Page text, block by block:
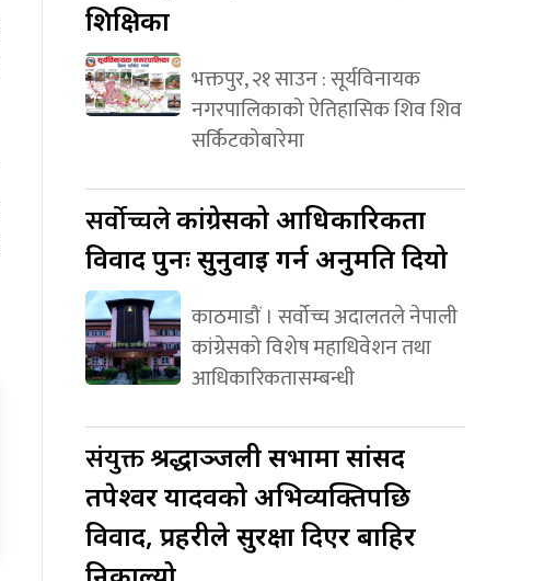
शिक्षिका
भक्तपुर, २१ साउन : सूर्यविनायक
नगरपालिकाको ऐतिहासिक शिव शिव
सर्किटकोबारेमा
सर्वोच्चलेकांग्रेसको आधिकारिकता
विवाद पुनः सुनुवाइ गर्न अनुमति दियो
काठमाडौं । सर्वोच्च अदालतले नेपाली
कांग्रेसको विशेष महाधिवेशन तथा
आधिकारिकतासम्बन्धी
संयुक्तश्रद्धाञ्जली सभामा सांसद
तपेश्वर यादवको अभिव्यक्तिपछि
विवाद, प्रहरीले सुरक्षा दिएर बाहिर